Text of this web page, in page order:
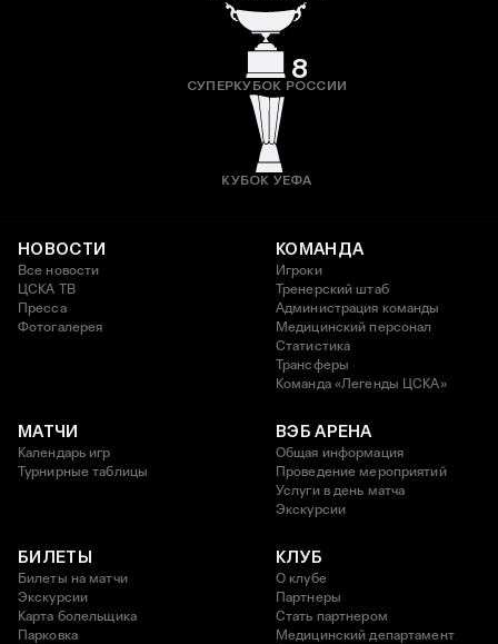
8
СУПЕРКУБОК РОССИИ
КУБОК УЕФА
НОВОСТИ
Все новости
ЦСКА ТВ
Пресса
Фотогалерея
КОМАНДА
Игроки
Тренерский штаб
Администрация команды
Медицинский персонал
Статистика
Трансферы
Команда «Легенды ЦСКА»
МАТЧИ
Календарь игр
Турнирные таблицы
ВЭБ АРЕНА
Общая информация
Проведение мероприятий
Услуги в день матча
Экскурсии
БИЛЕТЫ
Билеты на матчи
Экскурсии
Карта болельщика
Парковка
КЛУБ
О клубе
Партнеры
Стать партнером
Медицинский департамент